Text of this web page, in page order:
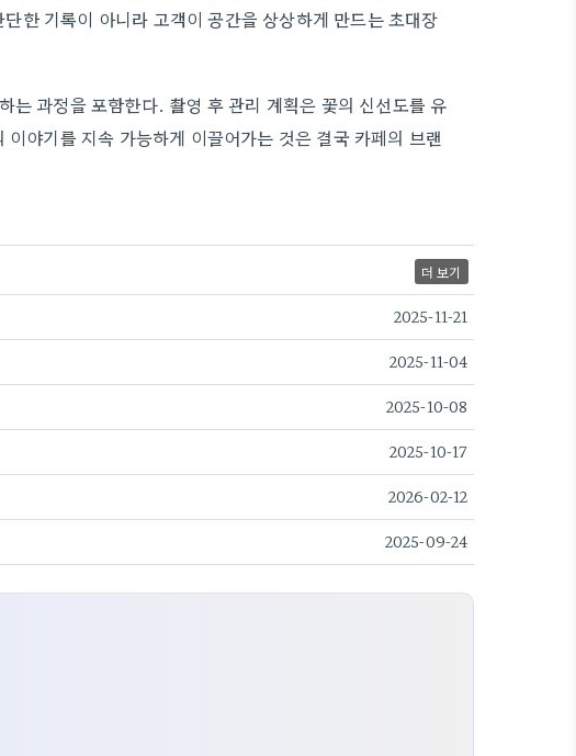
한 기록이 아니라 고객이 공간을 상상하게 만드는 초대장
는 과정을 포함한다. 촬영 후 관리 계획은 꽃의 신선도를 유
야기를 지속 가능하게 이끌어가는 것은 결국 카페의 브랜
더 보기
2025-11-21
2025-11-04
2025-10-08
2025-10-17
2026-02-12
2025-09-24